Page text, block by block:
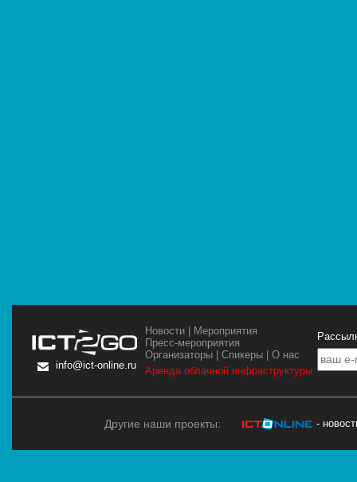
info@ict-online.ru
Новости | Мероприятия
Пресс-мероприятия
Организаторы |Спикеры |О нас
Аренда облачной инфраструктуры
Другие наши проекты: -